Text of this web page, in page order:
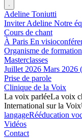
Adeline Toniutti
Inviter Adeline Notre
Cours de chant
À Paris En
Organisme de formation
Masterclasses
Juillet 2026 Mars 2026
Prise de parole
Clinique de la Voix
La voix parléeLa voix
International sur la Voix
langageRééducation
Vidéos
Contact